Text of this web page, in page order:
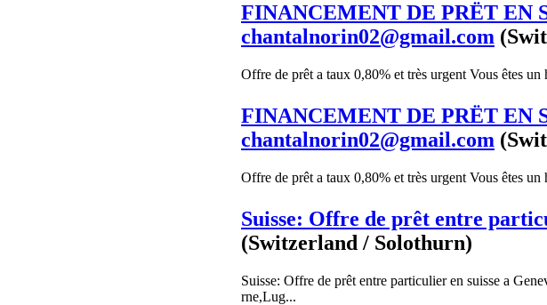
FINANCEMENT DE PRËT EN
chantalnorin02@gmail.com
Offre de prêt a taux 0,80% et très urgent Vous êtes
FINANCEMENT DE PRËT EN
chantalnorin02@gmail.com
Offre de prêt a taux 0,80% et très urgent Vous êtes
Suisse: Offre de prêt entre
(Switzerland / Solothurn)
Suisse: Offre de prêt entre particulier en suisse a
rne,Lug...